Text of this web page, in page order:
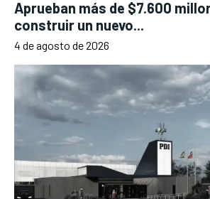
Aprueban más de $7.600
construir un nuevo...
4 de agosto de 2026